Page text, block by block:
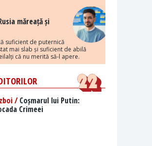
măreață și
suficient de puternică
mai slab și suficient de abilă
că nu merită să-l apere.
/Coșmarul lui Putin:
Crimeei